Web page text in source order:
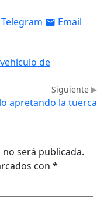
Telegram Email
de
Siguiente
apretando la tuerca
será publicada.
con *